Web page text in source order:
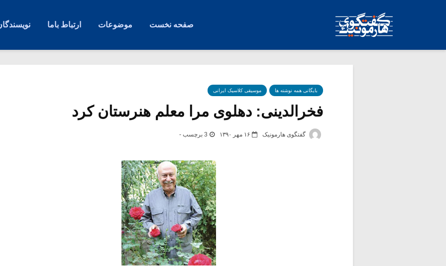
صفحه نخست موضوعات ارتباط باما
بایگانی همه نوشته ها موسیقی کلاسیک ایرانی
فخرالدینی: دهلوی مرا معلم هنرستان کرد
گفتگوی هارمونیک ۱۶ مهر ۱۳۹۰ 3 برچسب -